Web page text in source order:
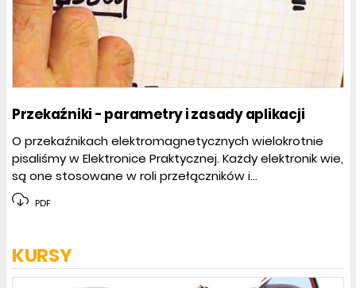
Przekaźniki - parametry i zasady aplikacji
O przekaźnikach elektromagnetycznych wielokrotnie
pisaliśmy w Elektronice Praktycznej. Każdy elektronik wie,
są one stosowane w roli przełączników i...
PDF
KURSY